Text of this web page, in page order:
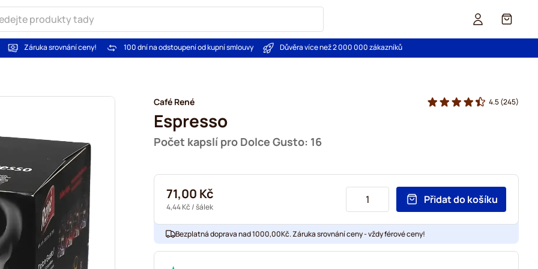
Košík
Záruka srovnání ceny! 100 dní na odstoupení od kupní smlouvy Důvěra více než 2 000 000 zákazníků
Café René
Espresso
Počet kapslí pro Dolce Gusto: 16
4.5(245)
71,00 Kč
4,44 Kč / šálek
Přidat do košíku
Bezplatná doprava nad 1000,00Kč. Záruka srovnání ceny - vždy férové ceny!